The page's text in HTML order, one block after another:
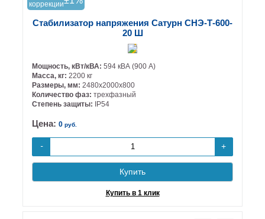
коррекции
Стабилизатор напряжения Сатурн СНЭ-Т-600-
20 Ш
Мощность, кВт/кВА: 594 кВА (900 А)
Масса, кг: 2200 кг
Размеры, мм: 2480х2000х800
Количество фаз: трехфазный
Степень защиты:
IP54
Цена: 0 руб.
- +
Купить
Купить в 1 клик